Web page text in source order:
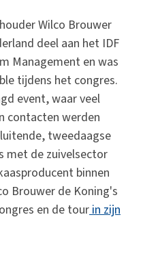
Wilco Brouwer
deel aan het IDF
Management en was
tijdens het congres.
event, waar veel
contacten werden
tweedaagse
met de zuivelsector
binnen
Brouwer de Koning's
en de tourin zijn